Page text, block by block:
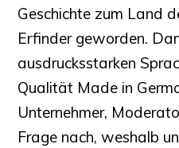
Geschichte zum Land
Erfinder geworden.
ausdrucksstarken
Qualität Made in
Unternehmer,
Frage nach, weshalb